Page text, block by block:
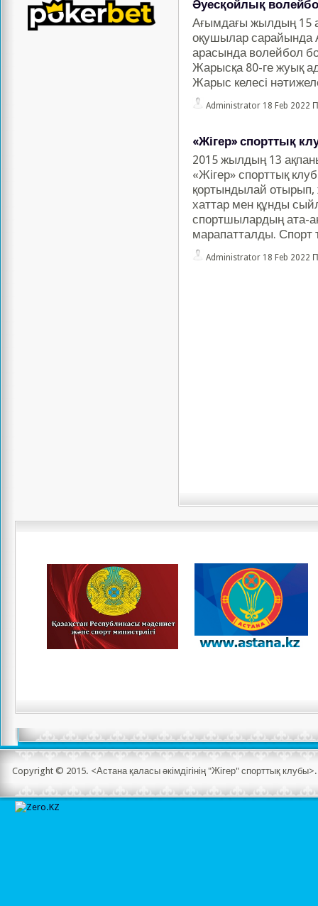
Әуесқойлық
Ағымдағы жылдың 15
оқушылар сарайында
арасында волейбол
Жарысқа 80-ге жуық
Жарыс келесі
Administrator 18 Feb 2022
«Жігер» спорттық
2015 жылдың 13
«Жігер» спорттық
қортындылай
хаттар мен құнды
спортшылардың ата-
марапатталды. Спорт
Administrator 18 Feb 2022
Copyright © 2015. <Астана қаласы әкімдігінің "Жігер" спорттық